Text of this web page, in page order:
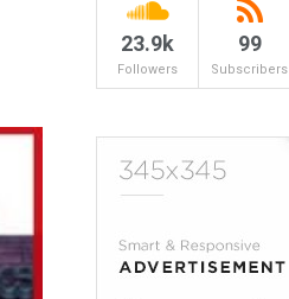
23.9k
Followers
99
Subscribers